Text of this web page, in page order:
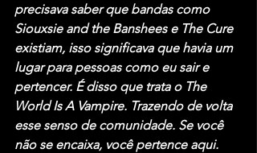
precisava saber que bandas como
Siouxsie and the Banshees e The Cure
existiam, isso significava que havia um
lugar para pessoas como eu sair e
pertencer. É disso que trata o The
World Is A Vampire. Trazendo de volta
esse senso de comunidade. Se você
não se encaixa, você pertence aqui.